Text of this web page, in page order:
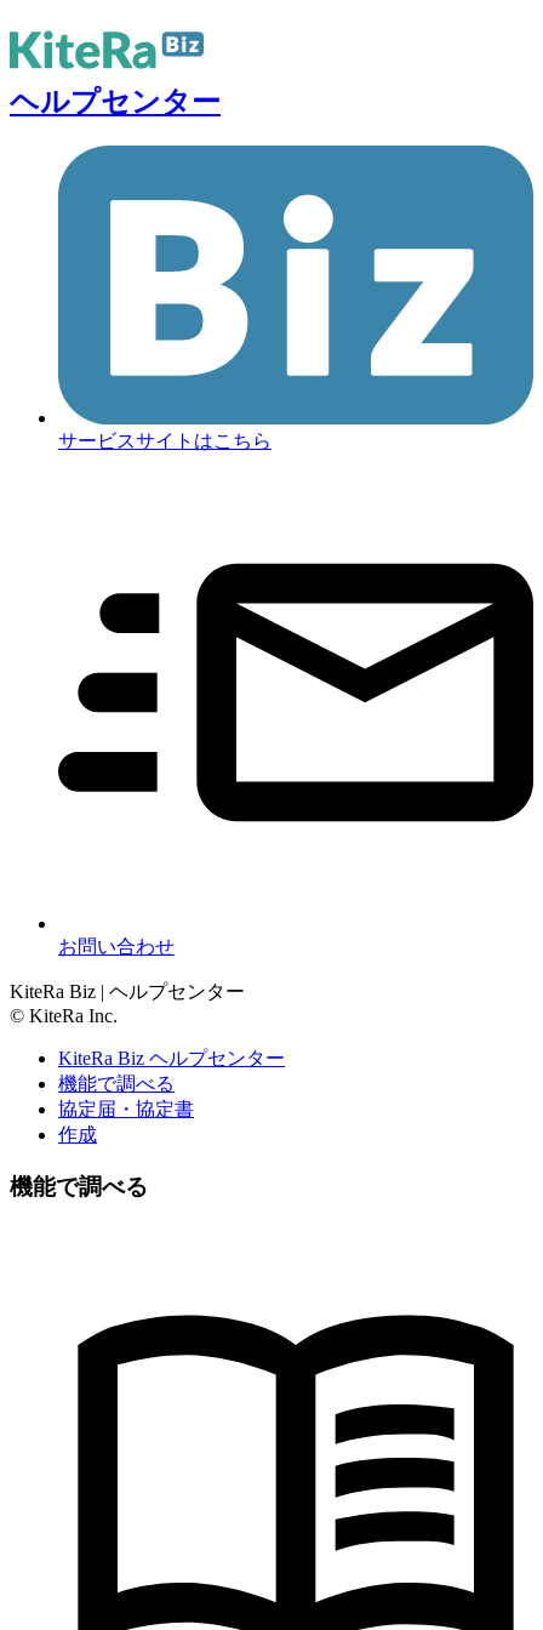
ヘルプセンター
サービスサイトはこちら
お問い合わせ
KiteRa Biz | ヘルプセンター
© KiteRa Inc.
KiteRa Biz ヘルプセンター
機能で調べる
協定届・協定書
作成
機能で調べる